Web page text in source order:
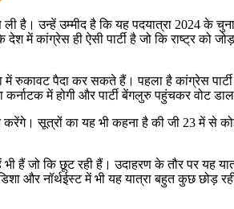
है। उन्हें उम्मीद है कि यह पदयात्रा 2024 के
देश में कांग्रेस ही ऐसी पार्टी है जो कि राष्ट्र
में रुकावट पैदा कर सकते हैं। पहला है कांग्रेस
में होगी और पार्टी बेंगलुरु पहुंचकर वोट
सूत्रों का यह भी कहना है की जी 23 में से
हैं जो कि छूट रही हैं। उदाहरण के तौर पर यह
और नॉर्थईस्ट में भी यह यात्रा बहुत कुछ छोड़